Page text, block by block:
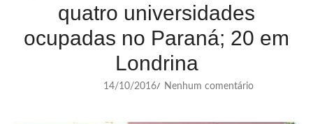
quatro universidades
ocupadas no Paraná; 20 em
Londrina
14/10/2016/ Nenhum comentário